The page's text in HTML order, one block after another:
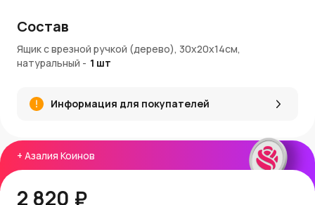
+ Азалия Коинов
2 820 ₽
предметов, а также для оформления цветочных
композиций.
Характеристики:
Цвет
Длина: 30 см
Высота: 14 см
Материал: дерево
Страна: Россия
Почему стоит выбрать этот ящик?
Состав
Ящик с врезной ручкой (дерево), 30х20х14см,
натуральный - 1 шт
Информация для покупателей